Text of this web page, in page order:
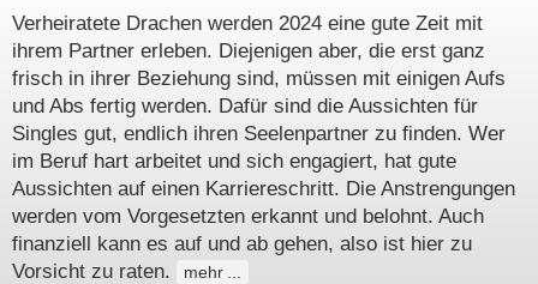
Verheiratete Drachen werden 2024 eine gute Zeit mit
ihrem Partner erleben. Diejenigen aber, die erst ganz
frisch in ihrer Beziehung sind, müssen mit einigen Aufs
und Abs fertig werden. Dafür sind die Aussichten für
Singles gut, endlich ihren Seelenpartner zu finden. Wer
im Beruf hart arbeitet und sich engagiert, hat gute
Aussichten auf einen Karriereschritt. Die Anstrengungen
werden vom Vorgesetzten erkannt und belohnt. Auch
finanziell kann es auf und ab gehen, also ist hier zu
Vorsicht zu raten.
mehr